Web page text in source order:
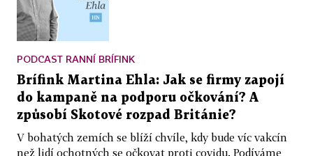
PODCAST RANNÍ BRÍFINK
Brífink Martina Ehla: Jak se firmy zapojí
do kampaně na podporu očkování? A
způsobí Skotové rozpad Británie?
V bohatých zemích se blíží chvíle, kdy bude víc vakcín
než lidí ochotných se očkovat proti covidu. Podíváme